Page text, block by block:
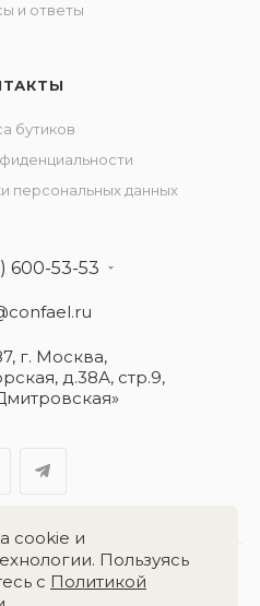
и ответы
бутиков
персональных данных
600-53-53
г. Москва,
д.38А, стр.9,
cookie и
Пользуясь
с Политикой